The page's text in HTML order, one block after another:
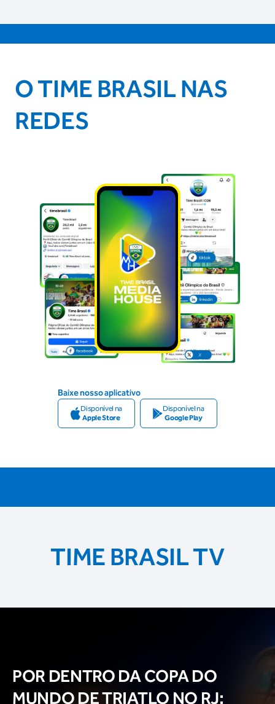
O TIME BRASIL NAS
REDES
Baixe nosso aplicativo
Disponível na
Apple Store
Disponível na
Google Play
TIME BRASIL TV
POR DENTRO DA COPA DO
MUNDO DE TRIATLO NO RJ: